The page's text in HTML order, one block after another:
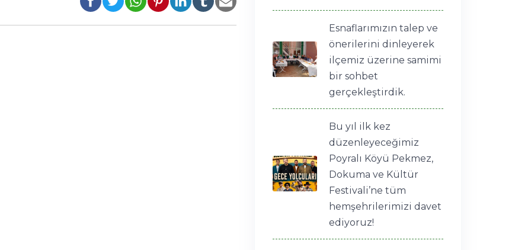
Esnaflarımızın talep ve
önerilerini dinleyerek
ilçemiz üzerine samimi
bir sohbet
gerçekleştirdik.
Bu yıl ilk kez
düzenleyeceğimiz
Poyralı Köyü Pekmez,
Dokuma ve Kültür
Festivali’ne tüm
hemşehrilerimizi davet
ediyoruz!